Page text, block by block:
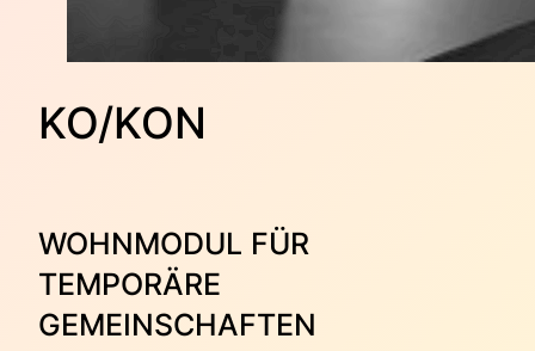
KO/KON
WOHNMODUL FÜR
TEMPORÄRE
GEMEINSCHAFTEN